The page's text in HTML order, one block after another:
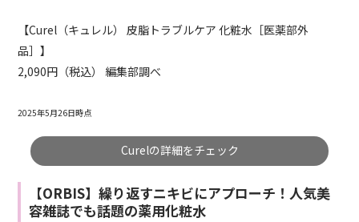
【Curel（キュレル） 皮脂トラブルケア 化粧水［医薬部外
品］】
2,090円（税込） 編集部調べ
2025年5月26日時点
Curelの詳細をチェック
【ORBIS】繰り返すニキビにアプローチ！人気美
容雑誌でも話題の薬用化粧水